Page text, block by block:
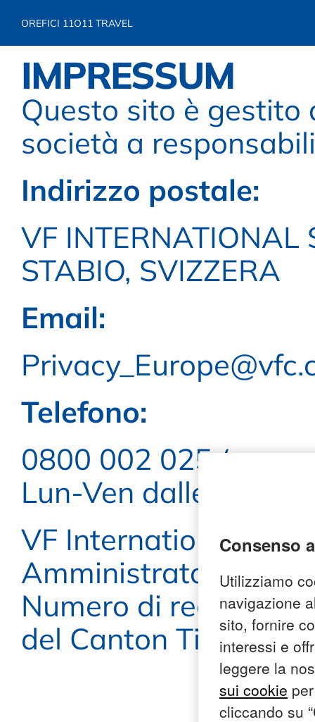
OREFICI 11O11 TRAVEL
IMPRESSUM
Questo sito è gestito
società a
Indirizzo postale:
VF INTERNATIONAL
STABIO, SVIZZERA
Email:
Telefono:
0800 002 025
Lun-Ven dalle 09:00
VF International
Amministratore
Numero di
del Canton Ticino:
consenso
Utilizziamo
navigazione
sito, fornire
interessi e
leggere la
sui cookie
cliccando su